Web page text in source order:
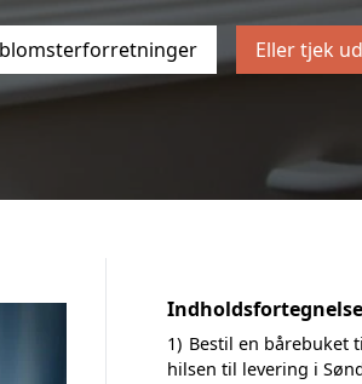
Eller tjek
Indholdsfortegnelse
1) Bestil en bårebuket
hilsen til levering i